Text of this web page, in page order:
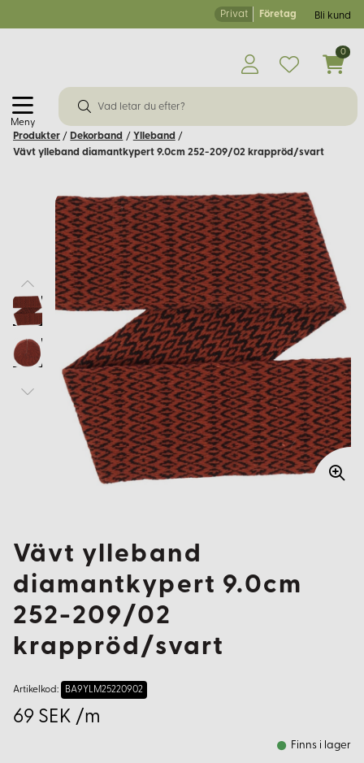
Privat Företag Bli kund
Meny
0
Produkter / Dekorband / Ylleband /
Vävt ylleband diamantkypert 9.0cm 252-209/02 krappröd/svart
Vävt ylleband
diamantkypert 9.0cm
252-209/02
krappröd/svart
Artikelkod: BA9YLM25220902
69 SEK /m
Finns i lager